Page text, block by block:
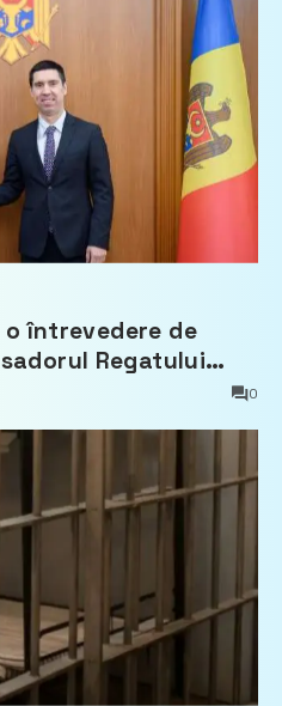
întrevedere de
Regatului
0